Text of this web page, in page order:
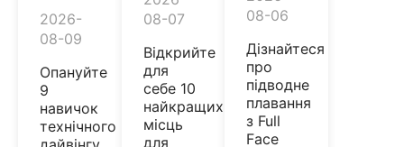
2026-
08-09
Опануйте
9
навичок
технічного
08-07
Відкрийте
для
себе 10
найкращих
місць
для
08-06
Дізнайтеся
про
підводне
плавання
з Full
Face